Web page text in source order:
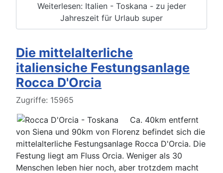
Weiterlesen: Italien - Toskana - zu jeder
Jahreszeit für Urlaub super
Die mittelalterliche
italiensiche Festungsanlage
Rocca D'Orcia
Details
Zugriffe: 15965
Ca. 40km entfernt
von Siena und 90km von Florenz befindet sich die
mittelalterliche Festungsanlage Rocca D'Orcia. Die
Festung liegt am Fluss Orcia. Weniger als 30
Menschen leben hier noch, aber trotzdem macht